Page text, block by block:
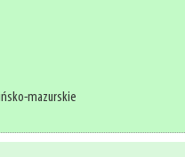
mazurskie